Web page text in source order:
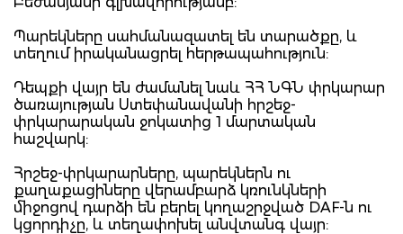
Պարեկները սահմանազատել են տարածքը, և
տեղում իրականացրել հերթապահություն:
Դեպքի վայր են ժամանել նաև ՀՀ ՆԳՆ փրկարար
ծառայության Ստեփանավանի հրշեջ-
փրկարարական ջոկատից 1 մարտական
հաշվարկ:
Հրշեջ-փրկարարները, պարեկներն ու
քաղաքացիները վերամբարձ կռունկների
միջոցով դարձի են բերել կողաշրջված DAF-ն ու
կցորդիչը, և տեղափոխել անվտանգ վայր: